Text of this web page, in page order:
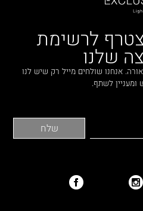
לרשימת
שלנו
אנחנו שולחים מייל רק שיש לנו
לשתף.